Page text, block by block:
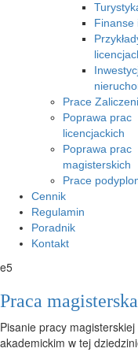
Finanse
Prace
Poprawa prac
licencjackich
Poprawa prac
magisterskich
Prace
Cennik
Regulamin
Poradnik
Kontakt
e5
Praca
Pisanie pracy
akademickim w tej